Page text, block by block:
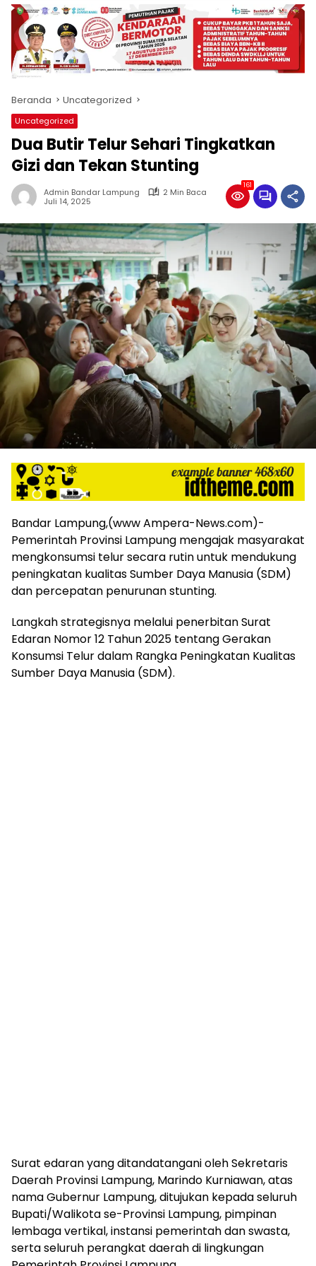
produk
antara
lain
mampu
menjadi
komunikasi
usaha
(beriklan),
fokus
pada
nasional
maupun
international,
bernuansa
lokal
dan
dinamis,
memiliki
kisaran
harga
iklan
yang
relatif
lebih
murah
dari
Koran
maupun
siber
lainnya,
desain
Koran
media
siber
lebih
eksklusif,
trendi,
mengandung
unsur
edukasi,
gaya
Beranda Uncategorized
Uncategorized
Dua Butir Telur Sehari Tingkatkan
Gizi dan Tekan Stunting
Admin Bandar Lampung
2 Min Baca
Juli 14, 2025
161
Bandar Lampung,(www Ampera-News.com)-
Pemerintah Provinsi Lampung mengajak masyarakat
mengkonsumsi telur secara rutin untuk mendukung
peningkatan kualitas Sumber Daya Manusia (SDM)
dan percepatan penurunan stunting.
Langkah strategisnya melalui penerbitan Surat
Edaran Nomor 12 Tahun 2025 tentang Gerakan
Konsumsi Telur dalam Rangka Peningkatan Kualitas
Sumber Daya Manusia (SDM).
Surat edaran yang ditandatangani oleh Sekretaris
Daerah Provinsi Lampung, Marindo Kurniawan, atas
nama Gubernur Lampung, ditujukan kepada seluruh
Bupati/Walikota se-Provinsi Lampung, pimpinan
lembaga vertikal, instansi pemerintah dan swasta,
serta seluruh perangkat daerah di lingkungan